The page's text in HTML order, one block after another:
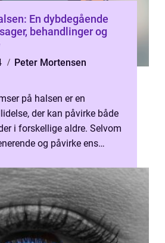
En dybdegående
behandlinger og
Peter Mortensen
på halsen er en
der kan påvirke både
i forskellige aldre. Selvom
og påvirke ens